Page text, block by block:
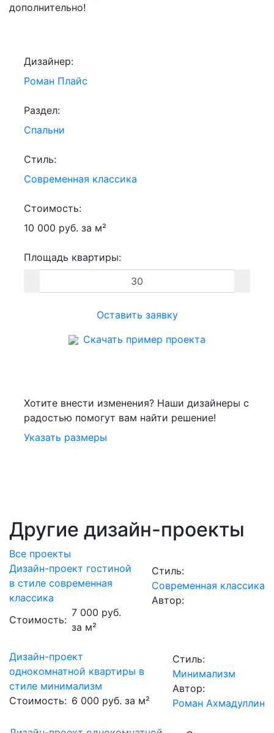
дополнительно!
Дизайнер:
Роман Плайс
Раздел:
Спальни
Стиль:
Современная классика
Стоимость:
10 000 руб. за м²
Площадь квартиры:
Оставить заявку
Скачать пример проекта
Хотите внести изменения? Наши дизайнеры с
радостью помогут вам найти решение!
Указать размеры
Другие дизайн-проекты
Все проекты
Дизайн-проект гостиной
в стиле современная
классика
Стоимость:
7 000 руб.
за м²
Стиль:
Современная классика
Автор:
Дизайн-проект
однокомнатной квартиры в
стиле минимализм
Стоимость: 6 000 руб. за м²
Стиль:
Минимализм
Автор:
Роман Ахмадуллин